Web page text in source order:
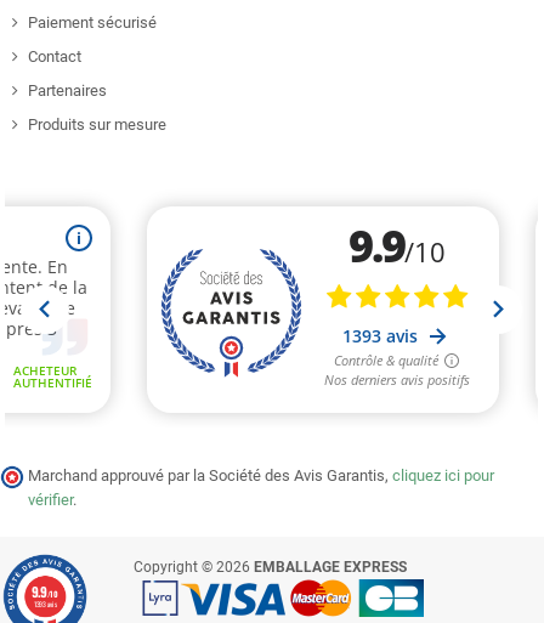
Paiement sécurisé
Contact
Partenaires
Produits sur mesure
Marchand approuvé par la Société des Avis Garantis, cliquez ici pour
vérifier.
Copyright © 2026 EMBALLAGE EXPRESS
9.9/10
1393 avis